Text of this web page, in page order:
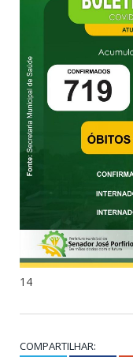
14
COMPARTILHAR: